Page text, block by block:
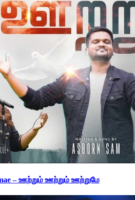
– ஊற்றும் ஊற்றும் ஊற்றுமே